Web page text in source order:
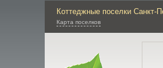
Коттеджные поселки Санкт-
Карта поселков